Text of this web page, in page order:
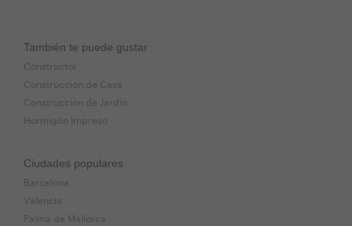
También te puede gustar
Constructor
Construcción de Casa
Construcción de Jardín
Hormigón Impreso
Ciudades populares
Barcelona
Valencia
Palma de Mallorca